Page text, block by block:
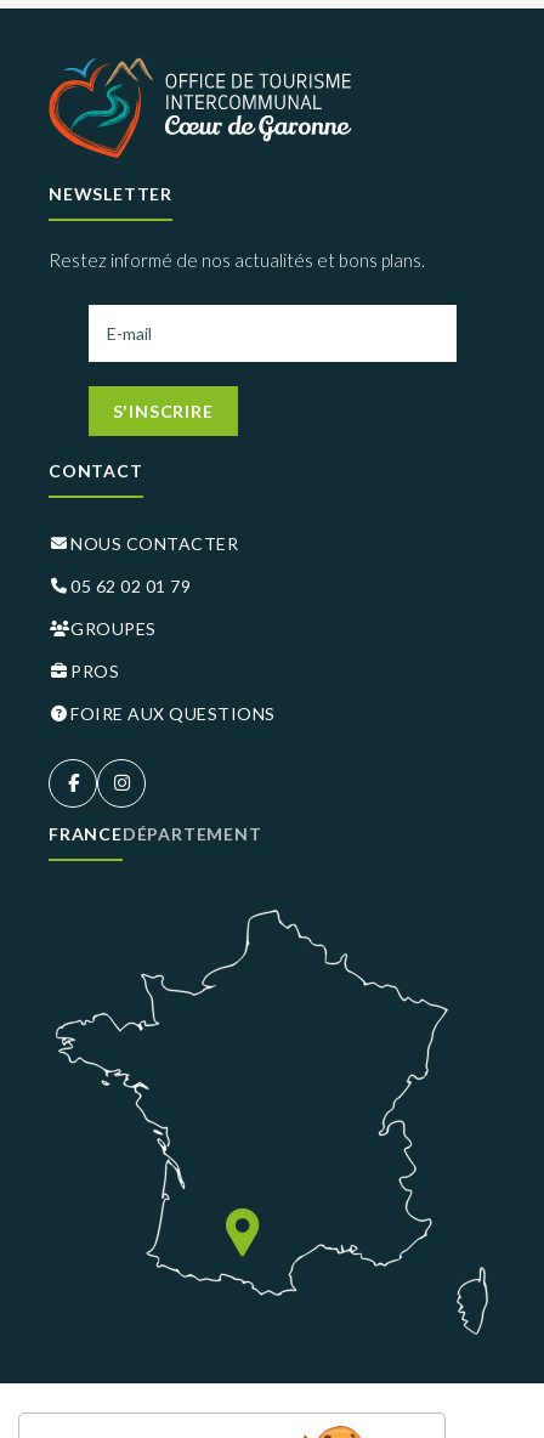
NEWSLETTER
Restez informé de nos actualités et bons plans.
S'INSCRIRE
CONTACT
NOUS CONTACTER
05 62 02 01 79
GROUPES
PROS
FOIRE AUX QUESTIONS
FRANCEDÉPARTEMENT